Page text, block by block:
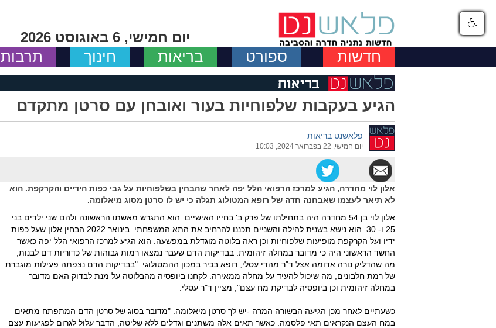
יום חמישי, 6 באוגוסט 2026
חדשות ספורט בריאות חינוך תרבות
הגיע בעקבות שלפוחיות בעור ואובחן עם סרטן מתקדם
פלאשנט בריאות
יום חמישי, 22 בפברואר 2024, 10:03
אלון לוי מחדרה, הגיע למרכז הרפואי הלל יפה לאחר שהבחין בשלפוחיות על גבי כפות הידיים והקרקפת. הוא
לא תיאר לעצמו שאבחנה חדה של רופא המטולוג תגלה כי יש לו סרטן מסוג מיאלומה.
אלון לוי בן 54 מחדרה היה בתחילתו של פרק ב' בחייו האישיים. הוא התגרש מאשתו הראשונה ולהם שני ילדים בני
25 ו- 30. הוא נישא בשנית להילה והשניים תכננו להרחיב את התא המשפחתי. בינואר 2022 הבחין אלון שעל כפות
ידיו ועל הקרקפת מופיעות שלפוחיות וכן ראה בלוטה מוגדלת במפשעה. הוא הגיע למרכז הרפואי הלל יפה כאשר
החשד הראשוני היה כי מדובר במחלה זיהומית. בבדיקות הדם שעבר נמצאו רמות גבוהות של כדוריות דם לבנות,
מה שהדליק נורה אדומה אצל ד"ר מהדי עסלי, רופא בכיר במכון ההמטולוגי. "בבדיקות הדם נצפתה פעילות מוגברת
של רמת חלבונים, מה שיכול להעיד על מחלה ממאירה. לקחנו ביופסיה מהבלוטה על מנת לבדוק האם מדובר
במחלה זיהומית וכן ביופסיה לבדיקת מח עצם", מציין ד"ר עסלי.
כשעתיים לאחר מכן הגיעה הבשורה המרה -יש לך סרטן מיאלומה. "מדובר בסוג של סרטן הדם המתפתח מתאים
במח העצם הנקראים תאי פלסמה. כאשר תאים אלה משתנים וגדלים ללא שליטה, הדבר עלול לגרום לפגיעות עצם